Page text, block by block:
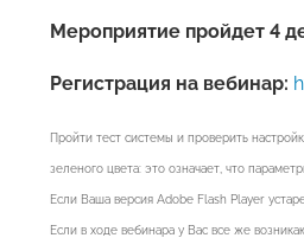
Мероприятие пройдет 4
Регистрация на вебинар:
Пройти тест системы и проверить
зеленого цвета: это означает, что
Если Ваша версия Adobe Flash Player
Если в ходе вебинара у Вас все же